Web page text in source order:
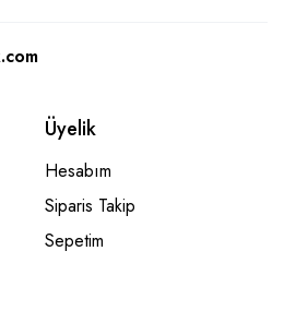
Üyelik
Hesabım
Siparis Takip
Sepetim